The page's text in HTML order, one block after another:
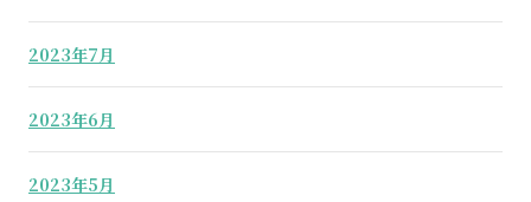
2023年7月
2023年6月
2023年5月